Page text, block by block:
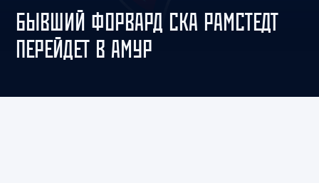
БЫВШИЙ ФОРВАРД СКА РАМСТЕДТ
ПЕРЕЙДЕТ В АМУР